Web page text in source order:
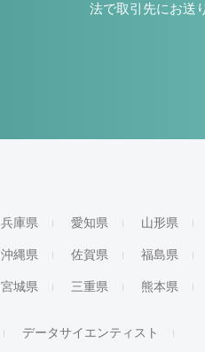
法で取引先にお送
兵庫県 愛知県 山形県
沖縄県 佐賀県 福島県
宮城県 三重県 熊本県
データサイエンティスト